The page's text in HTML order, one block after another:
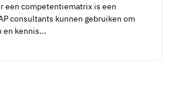
een competentiematrix is een
consultants kunnen gebruiken om
en kennis...